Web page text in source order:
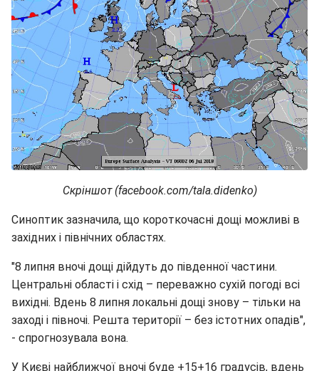
Скріншот (facebook.com/tala.didenko)
Синоптик зазначила, що короткочасні дощі можливі в
західних і північних областях.
"8 липня вночі дощі дійдуть до південної частини.
Центральні області і схід – переважно сухій погоді всі
вихідні. Вдень 8 липня локальні дощі знову – тільки на
заході і півночі. Решта території – без істотних опадів",
- спрогнозувала вона.
У Києві найближчої вночі буде +15+16 градусів, вдень